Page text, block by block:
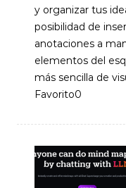
y organizar tus
posibilidad de
anotaciones a
elementos del
más sencilla de
Favorito0